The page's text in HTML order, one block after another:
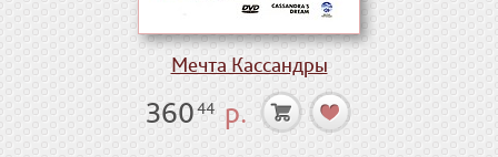
Мечта Кассандры
36044 р.